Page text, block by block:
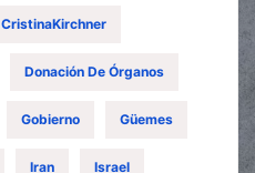
CristinaKirchner
Donación De Órganos
Gobierno Güemes
Iran Israel